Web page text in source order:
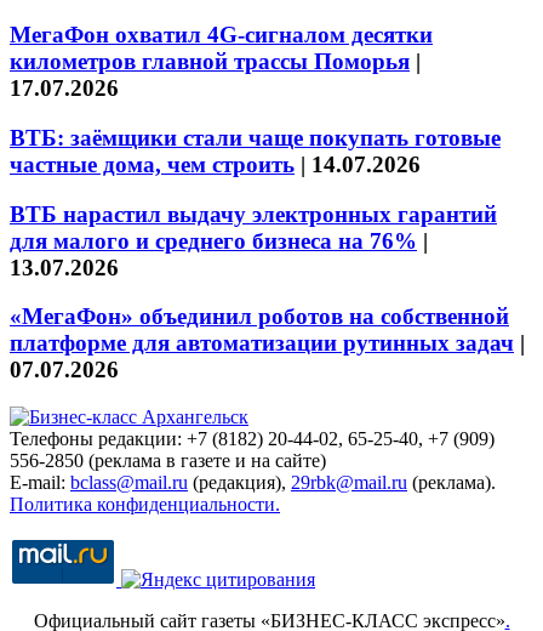
МегаФон охватил 4G-сигналом десятки
километров главной трассы Поморья |
17.07.2026
ВТБ: заёмщики стали чаще покупать готовые
частные дома, чем строить | 14.07.2026
ВТБ нарастил выдачу электронных гарантий
для малого и среднего бизнеса на 76% |
13.07.2026
«МегаФон» объединил роботов на собственной
платформе для автоматизации рутинных задач |
07.07.2026
Телефоны редакции: +7 (8182) 20-44-02, 65-25-40, +7 (909)
556-2850 (реклама в газете и на сайте)
E-mail: bclass@mail.ru (редакция), 29rbk@mail.ru (реклама).
Политика конфиденциальности.
Официальный сайт газеты «БИЗНЕС-КЛАСС экспресс».